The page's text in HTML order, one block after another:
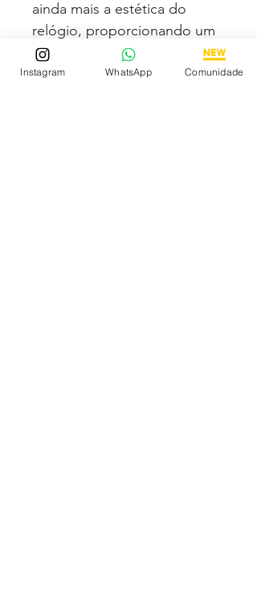
ainda mais a estética do
relógio, proporcionando um
visual diferenciado e
elegante.
Instagram WhatsApp Comunidade